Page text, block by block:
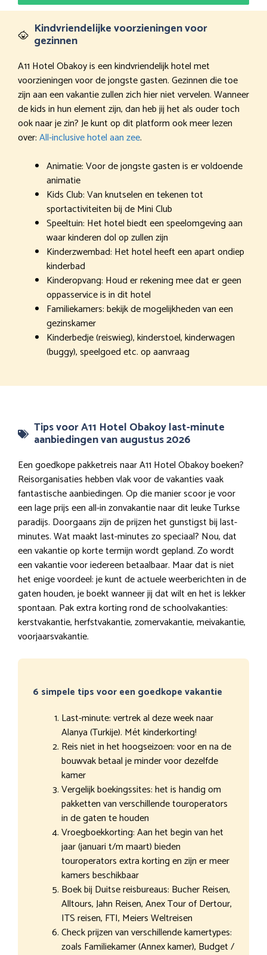
Kindvriendelijke voorzieningen voor
gezinnen
A11 Hotel Obakoy is een kindvriendelijk hotel met
voorzieningen voor de jongste gasten. Gezinnen die toe
zijn aan een vakantie zullen zich hier niet vervelen. Wanneer
de kids in hun element zijn, dan heb jij het als ouder toch
ook naar je zin? Je kunt op dit platform ook meer lezen
over:All-inclusive hotel aan zee.
Animatie: Voor de jongste gasten is er voldoende
animatie
Kids Club: Van knutselen en tekenen tot
sportactiviteiten bij de Mini Club
Speeltuin: Het hotel biedt een speelomgeving aan
waar kinderen dol op zullen zijn
Kinderzwembad: Het hotel heeft een apart ondiep
kinderbad
Kinderopvang: Houd er rekening mee dat er geen
oppasservice is in dit hotel
Familiekamers: bekijk de mogelijkheden van een
gezinskamer
Kinderbedje (reiswieg), kinderstoel, kinderwagen
(buggy), speelgoed etc. op aanvraag
Tips voor A11 Hotel Obakoy last-minute
aanbiedingen van augustus 2026
Een goedkope pakketreis naar A11 Hotel Obakoy boeken?
Reisorganisaties hebben vlak voor de vakanties vaak
fantastische aanbiedingen. Op die manier scoor je voor
een lage prijs een all-in zonvakantie naar dit leuke Turkse
paradijs. Doorgaans zijn de prijzen het gunstigst bij last-
minutes. Wat maakt last-minutes zo speciaal? Nou, dat
een vakantie op korte termijn wordt gepland. Zo wordt
een vakantie voor iedereen betaalbaar. Maar dat is niet
het enige voordeel: je kunt de actuele weerberichten in de
gaten houden, je boekt wanneer jij dat wilt en het is lekker
spontaan. Pak extra korting rond de schoolvakanties:
kerstvakantie, herfstvakantie, zomervakantie, meivakantie,
voorjaarsvakantie.
6 simpele tips voor een goedkope vakantie
Last-minute: vertrek al deze week naar
Alanya (Turkije). Mét kinderkorting!
Reis niet in het hoogseizoen: voor en na de
bouwvak betaal je minder voor dezelfde
kamer
Vergelijk boekingssites: het is handig om
pakketten van verschillende touroperators
in de gaten te houden
Vroegboekkorting: Aan het begin van het
jaar (januari t/m maart) bieden
touroperators extra korting en zijn er meer
kamers beschikbaar
Boek bij Duitse reisbureaus: Bucher Reisen,
Alltours, Jahn Reisen, Anex Tour of Dertour,
ITS reisen, FTI, Meiers Weltreisen
Check prijzen van verschillende kamertypes:
zoals Familiekamer (Annex kamer), Budget /